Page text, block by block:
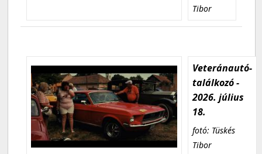
Tibor
Veteránautó-
találkozó -
2026. július
18.
fotó: Tüskés
Tibor